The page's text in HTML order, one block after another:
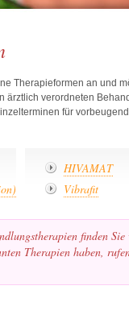
Therapieformen an und
ärztlich verordneten
für
HIVAMAT
Vibrafit
finden
Therapien haben,